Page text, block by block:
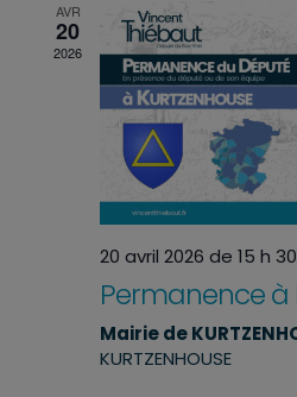
AVR
20
2026
20 avril 2026 de 15 h
Permanence à
Mairie de
KURTZENHOUSE